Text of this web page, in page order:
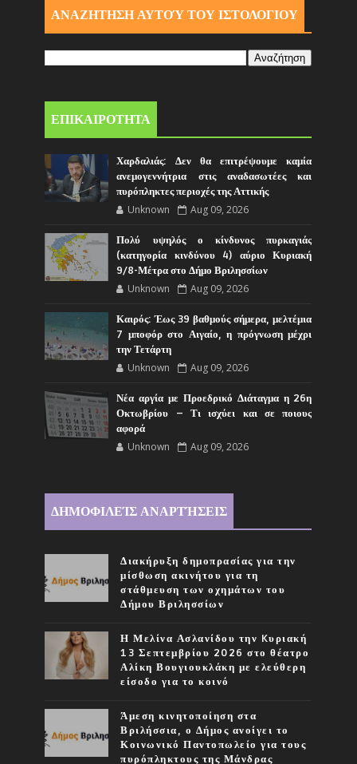
ΑΝΑΖΗΤΗΣΗ ΑΥΤΟΎ ΤΟΥ ΙΣΤΟΛΟΓΙΟΥ
ΕΠΙΚΑΙΡΟΤΗΤΑ
Χαρδαλιάς: Δεν θα επιτρέψουμε καμία
ανεμογεννήτρια στις αναδασωτέες και
πυρόπληκτες περιοχές της Αττικής
Unknown Aug 09, 2026
Πολύ υψηλός ο κίνδυνος πυρκαγιάς
(κατηγορία κινδύνου 4) αύριο Κυριακή
9/8-Μέτρα στο Δήμο Βριλησσίων
Unknown Aug 09, 2026
Καιρός: Έως 39 βαθμούς σήμερα, μελτέμια
7 μποφόρ στο Αιγαίο, η πρόγνωση μέχρι
την Τετάρτη
Unknown Aug 09, 2026
Νέα αργία με Προεδρικό Διάταγμα η 26η
Οκτωβρίου – Τι ισχύει και σε ποιους
αφορά
Unknown Aug 09, 2026
ΔΗΜΟΦΙΛΕΊΣ ΑΝΑΡΤΉΣΕΙΣ
Διακήρυξη δημοπρασίας για την
μίσθωση ακινήτου για τη
στάθμευση των οχημάτων του
Δήμου Βριλησσίων
Η Μελίνα Ασλανίδου την Kυριακή
13 Σεπτεμβρίου 2026 στο θέατρο
Αλίκη Βουγιουκλάκη με ελεύθερη
είσοδο για το κοινό
Άμεση κινητοποίηση στα
Βριλήσσια, ο Δήμος ανοίγει το
Κοινωνικό Παντοπωλείο για τους
πυρόπληκτους της Μάνδρας